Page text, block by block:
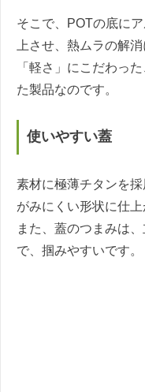
そこで、POTの底に
上させ、熱ムラの解消
「軽さ」にこだわっ
た製品なのです。
使いやすい蓋
素材に極薄チタンを
がみにくい形状に仕上
また、蓋のつまみは
で、掴みやすいです。